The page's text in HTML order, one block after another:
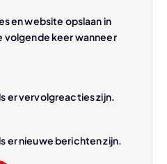
en website opslaan in
volgende keer wanneer
er vervolgreacties zijn.
er nieuwe berichten zijn.